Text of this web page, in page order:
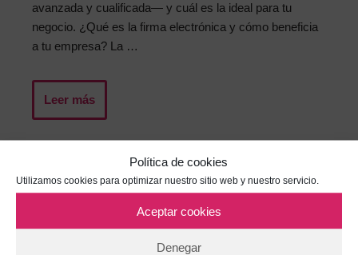
Política de cookies
Utilizamos cookies para optimizar nuestro sitio web y nuestro servicio.
Aceptar cookies
Denegar
avanzada y cualificada— y cuál es la ideal para tu
negocio. ¿Qué es la firma electrónica y cómo beneficia
a tu empresa? La …
Leer más